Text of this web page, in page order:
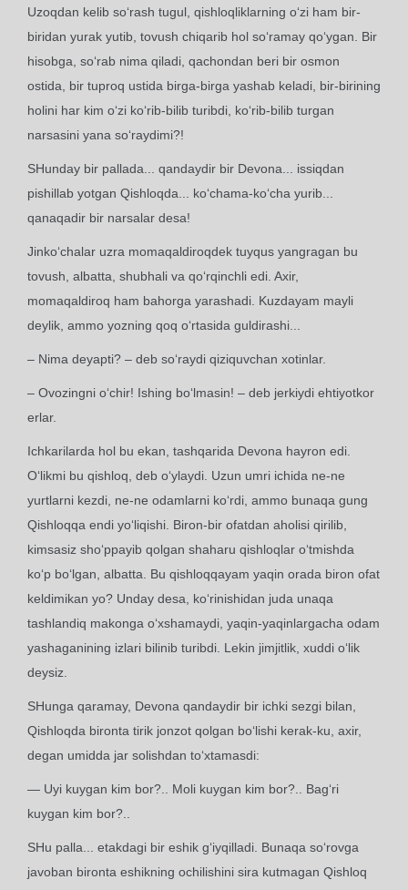
Uzoqdan kelib so‘rash tugul, qishloqliklarning o‘zi ham bir-
biridan yurak yutib, tovush chiqarib hol so‘ramay qo‘ygan. Bir
hisobga, so‘rab nima qiladi, qachondan beri bir osmon
ostida, bir tuproq ustida birga-birga yashab keladi, bir-birining
holini har kim o‘zi ko‘rib-bilib turibdi, ko‘rib-bilib turgan
narsasini yana so‘raydimi?!
SHunday bir pallada... qandaydir bir Devona... issiqdan
pishillab yotgan Qishloqda... ko‘chama-ko‘cha yurib...
qanaqadir bir narsalar desa!
Jinko‘chalar uzra momaqaldiroqdek tuyqus yangragan bu
tovush, albatta, shubhali va qo‘rqinchli edi. Axir,
momaqaldiroq ham bahorga yarashadi. Kuzdayam mayli
deylik, ammo yozning qoq o‘rtasida guldirashi...
– Nima deyapti? – deb so‘raydi qiziquvchan xotinlar.
– Ovozingni o‘chir! Ishing bo‘lmasin! – deb jerkiydi ehtiyotkor
erlar.
Ichkarilarda hol bu ekan, tashqarida Devona hayron edi.
O‘likmi bu qishloq, deb o‘ylaydi. Uzun umri ichida ne-ne
yurtlarni kezdi, ne-ne odamlarni ko‘rdi, ammo bunaqa gung
Qishloqqa endi yo‘liqishi. Biron-bir ofatdan aholisi qirilib,
kimsasiz sho‘ppayib qolgan shaharu qishloqlar o‘tmishda
ko‘p bo‘lgan, albatta. Bu qishloqqayam yaqin orada biron ofat
keldimikan yo? Unday desa, ko‘rinishidan juda unaqa
tashlandiq makonga o‘xshamaydi, yaqin-yaqinlargacha odam
yashaganining izlari bilinib turibdi. Lekin jimjitlik, xuddi o‘lik
deysiz.
SHunga qaramay, Devona qandaydir bir ichki sezgi bilan,
Qishloqda bironta tirik jonzot qolgan bo‘lishi kerak-ku, axir,
degan umidda jar solishdan to‘xtamasdi:
— Uyi kuygan kim bor?.. Moli kuygan kim bor?.. Bag‘ri
kuygan kim bor?..
SHu palla... etakdagi bir eshik g‘iyqilladi. Bunaqa so‘rovga
javoban bironta eshikning ochilishini sira kutmagan Qishloq